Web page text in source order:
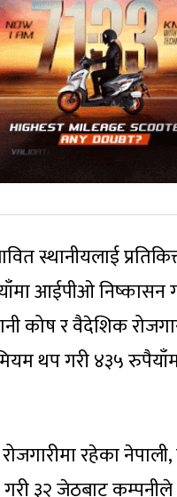
स्थानीयलाई
आईपीओ निष्कासन
कोष र वैदेशिक
थप गरी ४३५
रहेका
३२ जेठबाट कम्पनीले